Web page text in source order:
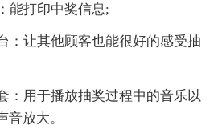
能打印中奖信息;
：让其他顾客也能很好的感受抽
：用于播放抽奖过程中的音乐以
音放大。